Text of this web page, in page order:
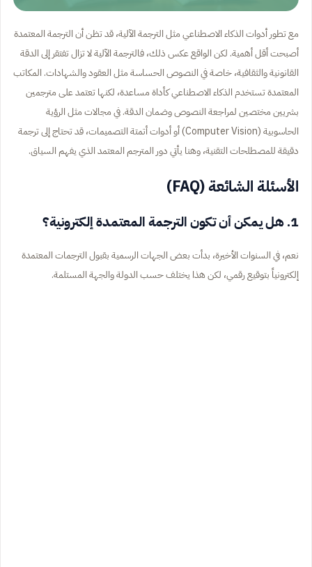
مع تطور أدوات الذكاء الاصطناعي مثل الترجمة الآلية، قد تظن أن الترجمة المعتمدة
أصبحت أقل أهمية. لكن الواقع عكس ذلك، فالترجمة الآلية لا تزال تفتقر إلى الدقة
القانونية والثقافية، خاصة في النصوص الحساسة مثل العقود والشهادات. المكاتب
المعتمدة تستخدم الذكاء الاصطناعي كأداة مساعدة، لكنها تعتمد على مترجمين
بشريين مختصين لمراجعة النصوص وضمان الدقة. في مجالات مثل الرؤية
الحاسوبية (Computer Vision) أو أدوات أتمتة التصميمات، قد تحتاج إلى ترجمة
دقيقة للمصطلحات التقنية، وهنا يأتي دور المترجم المعتمد الذي يفهم السياق.
الأسئلة الشائعة (FAQ)
1. هل يمكن أن تكون الترجمة المعتمدة إلكترونية؟
نعم، في السنوات الأخيرة، بدأت بعض الجهات الرسمية بقبول الترجمات المعتمدة
إلكترونياً بتوقيع رقمي، لكن هذا يختلف حسب الدولة والجهة المستلمة.